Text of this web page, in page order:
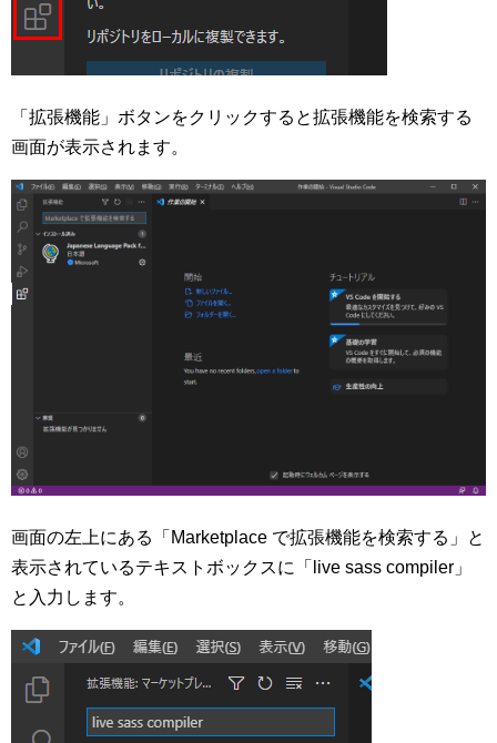
「拡張機能」ボタンをクリックすると拡張機能を検索する
画面が表示されます。
画面の左上にある「Marketplace で拡張機能を検索する」と
表示されているテキストボックスに「live sass compiler」
と入力します。